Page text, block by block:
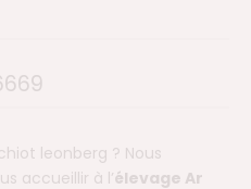
leonberg ? Nous
accueillir à l’élevage Ar